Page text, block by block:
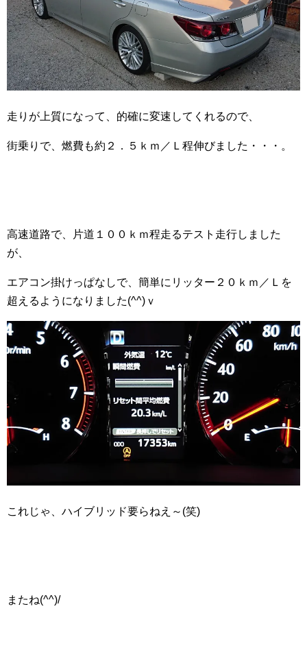
走りが上質になって、的確に変速してくれるので、
街乗りで、燃費も約２．５ｋｍ／Ｌ程伸びました・・・。
高速道路で、片道１００ｋｍ程走るテスト走行しました
が、
エアコン掛けっぱなしで、簡単にリッター２０ｋｍ／Ｌを
超えるようになりました(^^)ｖ
これじゃ、ハイブリッド要らねえ～(笑)
またね(^^)/